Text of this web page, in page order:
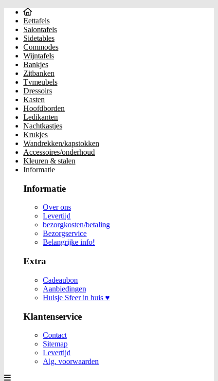
Eettafels
Salontafels
Sidetables
Commodes
Wijntafels
Bankjes
Zitbanken
Tvmeubels
Dressoirs
Kasten
Hoofdborden
Ledikanten
Nachtkastjes
Krukjes
Wandrekken/kapstokken
Accessoires/onderhoud
Kleuren & stalen
Informatie
Informatie
Over ons
Levertijd
bezorgkosten/betaling
Bezorgservice
Belangrijke info!
Extra
Cadeaubon
Aanbiedingen
Huisje Sfeer in huis ♥
Klantenservice
Contact
Sitemap
Levertijd
Alg. voorwaarden